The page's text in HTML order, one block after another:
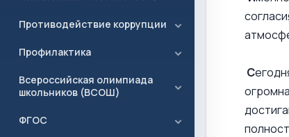
Противодействие коррупции
Профилактика
Всероссийская олимпиада
школьников (ВСОШ)
ФГОС
С